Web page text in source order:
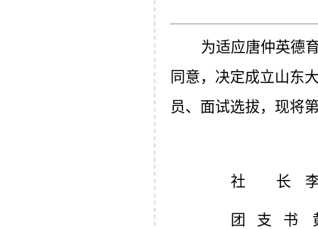
为适应唐仲英德
同意，决定成立山东
员、面试选拔，现将
社 长
团支 书